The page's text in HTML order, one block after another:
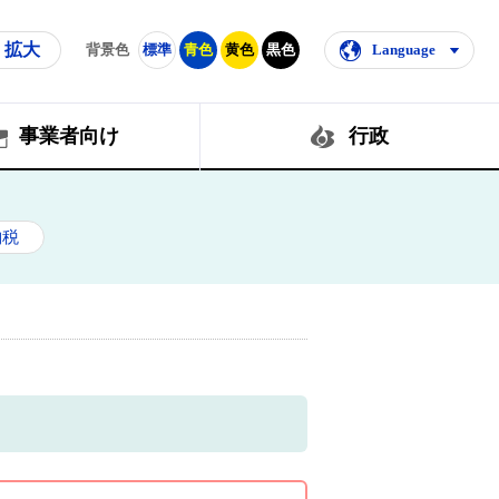
拡大 背景色 標準 青色 黄色 黒色 Language
事業者向け 行政